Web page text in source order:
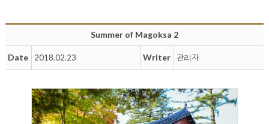
Summer of Magoksa 2
Date 2018.02.23 Writer 관리자